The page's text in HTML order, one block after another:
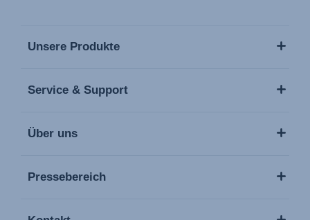
Unsere Produkte
Service & Support
Über uns
Pressebereich